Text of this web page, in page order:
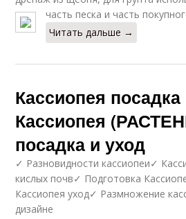
часть песка и часть
Читать дальше →
Кассиопея посадка
Кассиопея
посадка и уход
✓ Разновидности кассиопеи✓
кислых почв✓ Подготовка
Кассиопея уход✓ Размножение
дизайне